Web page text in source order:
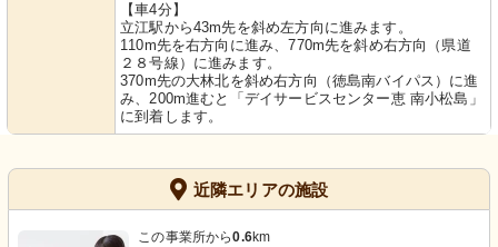
【車4分】
立江駅から43m先を斜め左方向に進みます。
110m先を右方向に進み、770m先を斜め右方向（県道
２８号線）に進みます。
370m先の大林北を斜め右方向（徳島南バイパス）に進
み、200m進むと「デイサービスセンター恵 南小松島」
に到着します。
近隣エリアの施設
この事業所から0.6km